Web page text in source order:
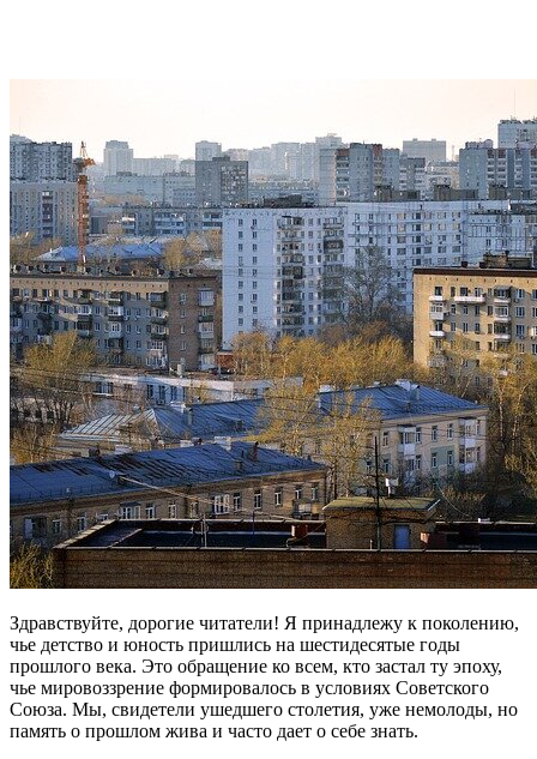
Здравствуйте, дорогие читатели! Я принадлежу к поколению,
чье детство и юность пришлись на шестидесятые годы
прошлого века. Это обращение ко всем, кто застал ту эпоху,
чье мировоззрение формировалось в условиях Советского
Союза. Мы, свидетели ушедшего столетия, уже немолоды, но
память о прошлом жива и часто дает о себе знать.